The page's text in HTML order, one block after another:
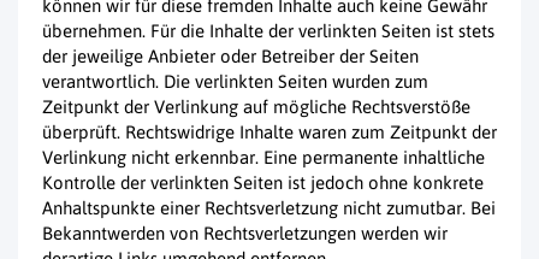
können wir für diese fremden Inhalte auch keine Gewähr
übernehmen. Für die Inhalte der verlinkten Seiten ist stets
der jeweilige Anbieter oder Betreiber der Seiten
verantwortlich. Die verlinkten Seiten wurden zum
Zeitpunkt der Verlinkung auf mögliche Rechtsverstöße
überprüft. Rechtswidrige Inhalte waren zum Zeitpunkt der
Verlinkung nicht erkennbar. Eine permanente inhaltliche
Kontrolle der verlinkten Seiten ist jedoch ohne konkrete
Anhaltspunkte einer Rechtsverletzung nicht zumutbar. Bei
Bekanntwerden von Rechtsverletzungen werden wir